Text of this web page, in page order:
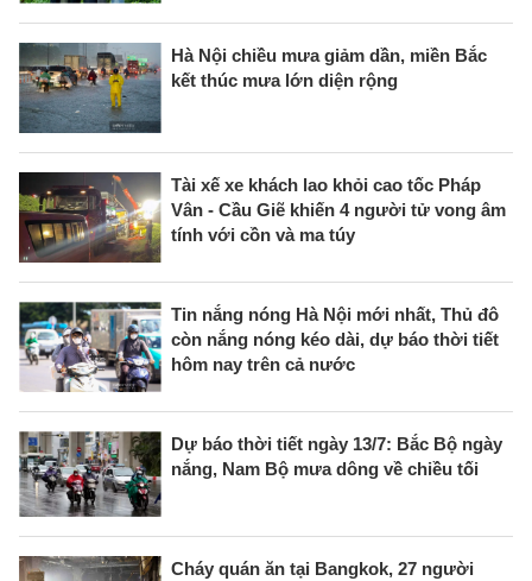
Hà Nội chiều mưa giảm dần, miền Bắc
kết thúc mưa lớn diện rộng
Tài xế xe khách lao khỏi cao tốc Pháp
Vân - Cầu Giẽ khiến 4 người tử vong âm
tính với cồn và ma túy
Tin nắng nóng Hà Nội mới nhất, Thủ đô
còn nắng nóng kéo dài, dự báo thời tiết
hôm nay trên cả nước
Dự báo thời tiết ngày 13/7: Bắc Bộ ngày
nắng, Nam Bộ mưa dông về chiều tối
Cháy quán ăn tại Bangkok, 27 người